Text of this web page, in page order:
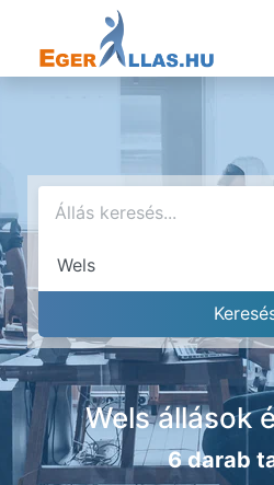
Wels állások
6 darab